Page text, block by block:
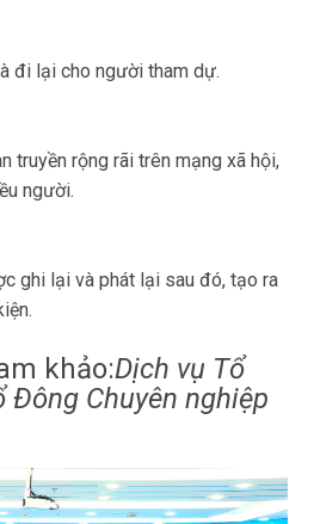
đi lại cho người tham dự.
truyền rộng rãi trên mạng xã hội,
người.
ghi lại và phát lại sau đó, tạo ra
khảo:Dịch vụ Tổ
Đông Chuyên nghiệp